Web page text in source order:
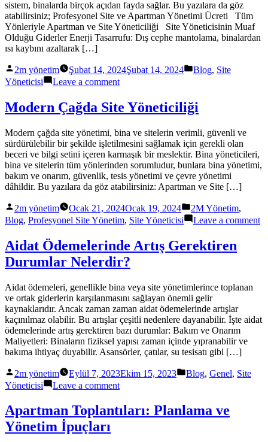
sistem, binalarda birçok açıdan fayda sağlar. Bu yazılara da göz
atabilirsiniz; Profesyonel Site ve Apartman Yönetimi Ücreti Tüm
Yönleriyle Apartman ve Site Yöneticiliği Site Yöneticisinin Muaf
Olduğu Giderler Enerji Tasarrufu: Dış cephe mantolama, binalardan
ısı kaybını azaltarak […]
Posted
by
2m yönetim Şubat 14, 2024Şubat 14, 2024
Posted
Blog, Site
Yöneticisi
Leave a commenton
Yalıtımının
Siteye
Katkı
Nedir
Modern Çağda Site Yöneticiliği
Modern çağda site yönetimi, bina ve sitelerin verimli, güvenli ve
sürdürülebilir bir şekilde işletilmesini sağlamak için gerekli olan
beceri ve bilgi setini içeren karmaşık bir meslektir. Bina yöneticileri,
bina ve sitelerin tüm yönlerinden sorumludur, bunlara bina yönetimi,
bakım ve onarım, güvenlik, tesis yönetimi ve çevre yönetimi
dâhildir. Bu yazılara da göz atabilirsiniz: Apartman ve Site […]
Posted
by
2m yönetim Ocak 21, 2024Ocak 19, 2024
Posted
in
2M Yönetim,
Blog, Profesyonel Site Yönetim, Site Yöneticisi Leave a comment
Aidat Ödemelerinde Artış Gerektiren
Durumlar Nelerdir?
Aidat ödemeleri, genellikle bina veya site yönetimlerince toplanan
ve ortak giderlerin karşılanmasını sağlayan önemli gelir
kaynaklarıdır. Ancak zaman zaman aidat ödemelerinde artışlar
kaçınılmaz olabilir. Bu artışlar çeşitli nedenlere dayanabilir. İşte aidat
ödemelerinde artış gerektiren bazı durumlar: Bakım ve Onarım
Maliyetleri: Binaların fiziksel yapısı zaman içinde yıpranabilir ve
bakıma ihtiyaç duyabilir. Asansörler, çatılar, su tesisatı gibi […]
Posted
by
2m yönetim Eylül 7, 2023Ekim 15, 2023
Posted
Blog, Genel, Site
Yöneticisi
Leave a commenton
Ödemelerinde
Artış
Apartman Toplantıları: Planlama ve
Yönetim İpuçları